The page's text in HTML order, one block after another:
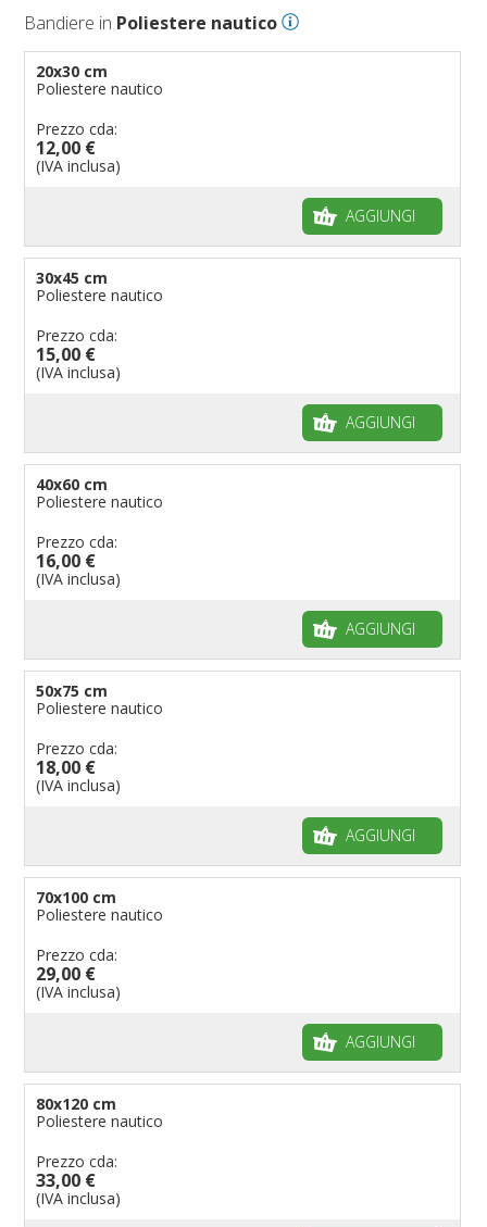
Bandiere per eventi religiosi
Bandiere per ambasciate
Bandiere per riserve naturali e parchi
Bandiere per musicisti
pennoni per bandiere
Bandiere in Poliestere nautico
20x30 cm
Poliestere nautico
Prezzo cda:
12,00 €
(IVA inclusa)
AGGIUNGI
30x45 cm
Poliestere nautico
Prezzo cda:
15,00 €
(IVA inclusa)
AGGIUNGI
40x60 cm
Poliestere nautico
Prezzo cda:
16,00 €
(IVA inclusa)
AGGIUNGI
50x75 cm
Poliestere nautico
Prezzo cda:
18,00 €
(IVA inclusa)
AGGIUNGI
70x100 cm
Poliestere nautico
Prezzo cda:
29,00 €
(IVA inclusa)
AGGIUNGI
80x120 cm
Poliestere nautico
Prezzo cda:
33,00 €
(IVA inclusa)